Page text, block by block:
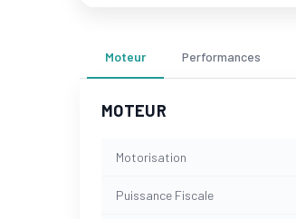
Moteur Performances
MOTEUR
Motorisation
Puissance Fiscale